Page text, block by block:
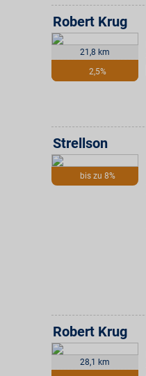
21,8 km
2,5%
Robert Krug
bis zu 8%
Strellson
28,1 km
Robert Krug